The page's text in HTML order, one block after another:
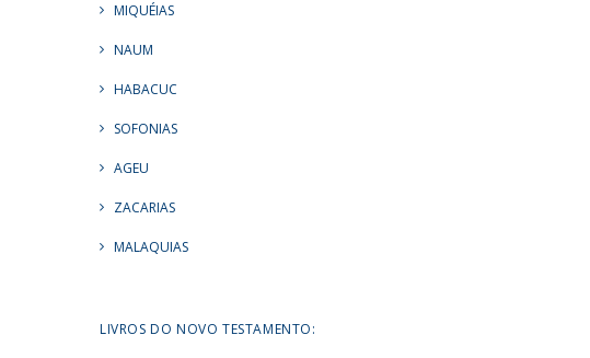
MIQUÉIAS
NAUM
HABACUC
SOFONIAS
AGEU
ZACARIAS
MALAQUIAS
LIVROS DO NOVO TESTAMENTO: